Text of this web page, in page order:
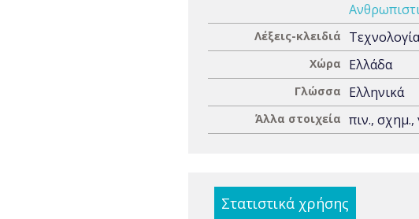
Λέξεις-κλειδιά
Χώρα Ελλάδα
Γλώσσα Ελληνικά
Άλλα στοιχεία πιν., σχημ.,
Στατιστικά χρήσης